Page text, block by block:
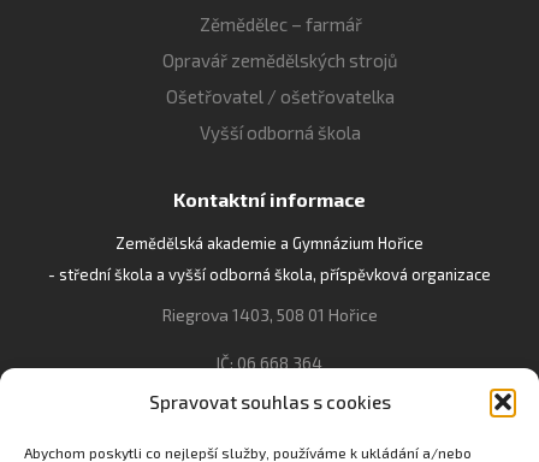
Spravovat souhlas s cookies
Abychom poskytli co nejlepší služby, používáme k ukládání a/nebo
Zěmědělec – farmář
Opravář zemědělských strojů
Ošetřovatel / ošetřovatelka
Vyšší odborná škola
Kontaktní informace
Zemědělská akademie a Gymnázium Hořice
- střední škola a vyšší odborná škola, příspěvková organizace
Riegrova 1403, 508 01 Hořice
IČ: 06 668 364
493 623 021, 493 623 022
info@gozhorice.cz